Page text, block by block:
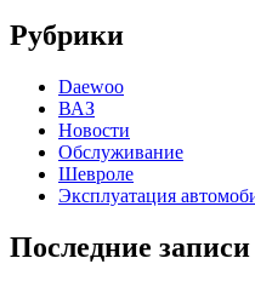
Рубрики
Daewoo
ВАЗ
Новости
Обслуживание
Шевроле
Эксплуатация
Последние записи